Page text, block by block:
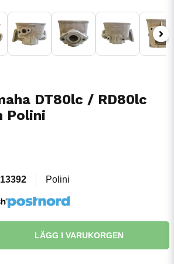
DT80lc / RD80lc
Polini
Polini
LÄGG I VARUKORGEN